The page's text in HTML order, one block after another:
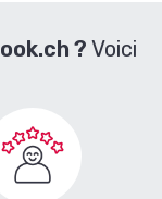
? Voici